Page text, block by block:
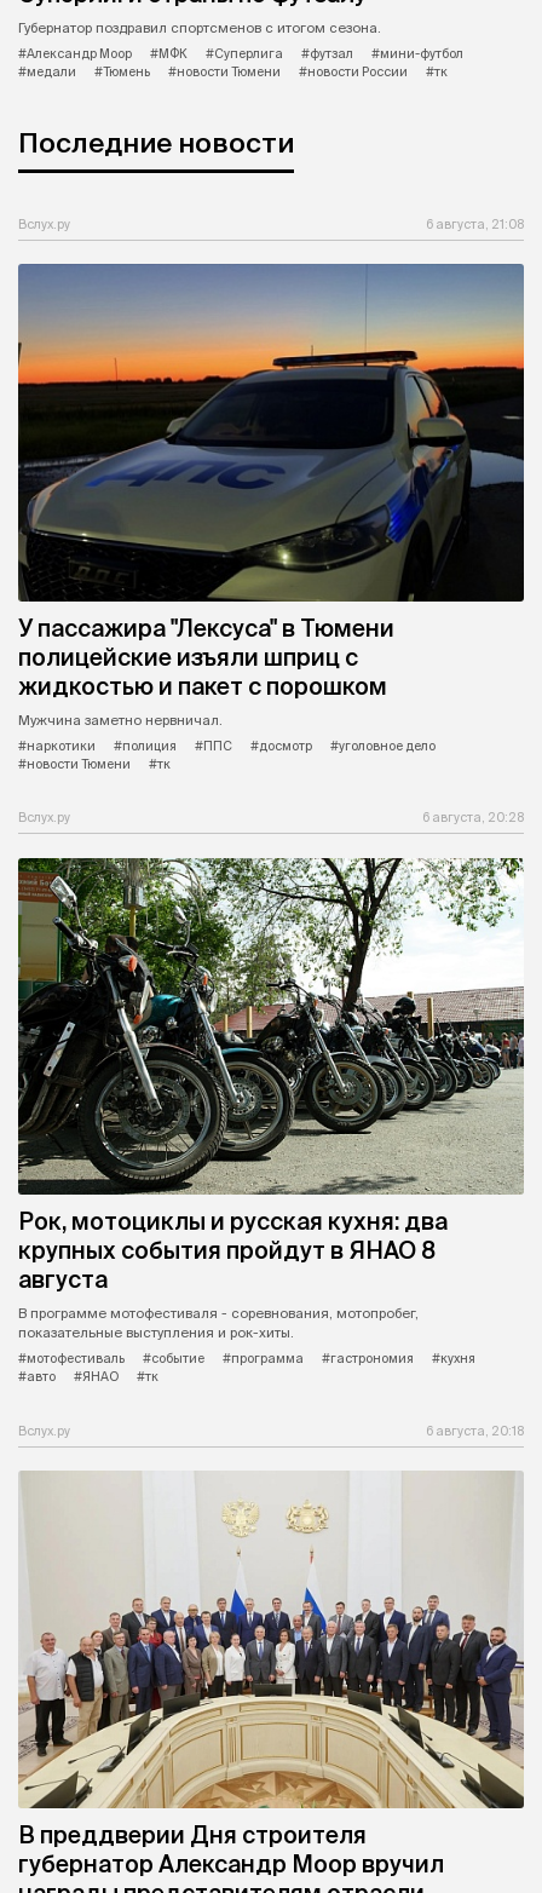
Губернатор поздравил спортсменов с итогом сезона.
#Александр Моор
#МФК #Суперлига #футзал
#мини-футбол
#медали
#Тюмень #новости Тюмени #новости России #тк
Последние новости
Вслух.ру 6 августа, 21:08
У пассажира "Лексуса" в Тюмени
полицейские изъяли шприц с
жидкостью и пакет с порошком
Мужчина заметно нервничал.
#наркотики
#полиция #ППС #досмотр
#уголовное дело
#новости Тюмени
#тк
Вслух.ру 6 августа, 20:28
Рок, мотоциклы и русская кухня: два
крупных события пройдут в ЯНАО 8
августа
В программе мотофестиваля - соревнования, мотопробег,
показательные выступления и рок-хиты.
#мотофестиваль
#событие #программа #гастрономия
#кухня
#авто
#ЯНАО #тк
Вслух.ру 6 августа, 20:18
В преддверии Дня строителя
губернатор Александр Моор вручил